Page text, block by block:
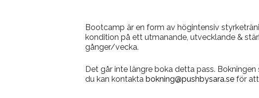
Bootcamp är en form av högintensiv
kondition på ett utmanande, utvecklande &
gånger/vecka.
Det går inte längre boka detta pass.
du kan kontakta bokning@pushbysara.se för